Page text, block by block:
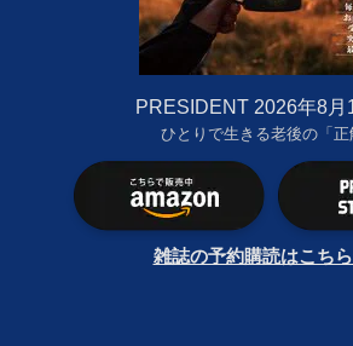
PRESIDENT 2026年8月
ひとりで生きる老後の「正
雑誌の予約購読はこち